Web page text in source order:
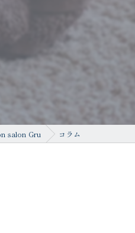
salon Gru コラム